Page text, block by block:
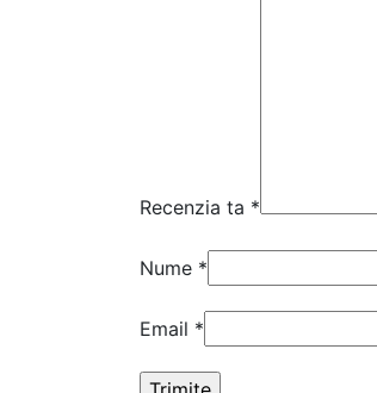
Recenzia ta *
Nume *
Email *